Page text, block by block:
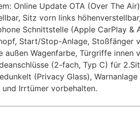
Online Update OTA (Over The
Sitz vorn links
Schnittstelle (Apple CarPlay &
Start/Stop-Anlage, Stoßfänger
Wagenfarbe, Türgriffe innen
(2-fach, Typ C) für
(Privacy Glass),
Irrtümer vorbehalten.